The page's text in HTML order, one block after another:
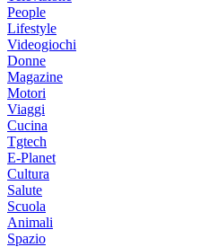
People
Lifestyle
Videogiochi
Donne
Magazine
Motori
Viaggi
Cucina
Tgtech
E-Planet
Cultura
Salute
Scuola
Animali
Spazio